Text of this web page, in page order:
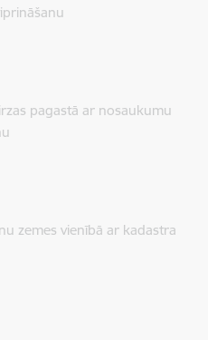
pagastā ar nosaukumu
zemes vienībā ar kadastra